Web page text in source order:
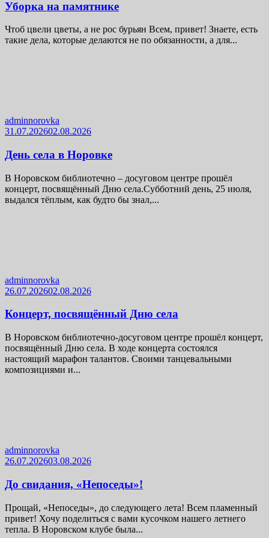
Уборка на памятнике
Чтоб цвели цветы, а не рос бурьян Всем, привет! Знаете, есть
такие дела, которые делаются не по обязанности, а для...
adminnorovka
31.07.202602.08.2026
День села в Норовке
В Норовском библиотечно – досуговом центре прошёл
концерт, посвящённый Дню села.Субботний день, 25 июля,
выдался тёплым, как будто бы знал,...
adminnorovka
26.07.202602.08.2026
Концерт, посвящённый Дню села
В Норовском библиотечно-досуговом центре прошёл концерт,
посвящённый Дню села. В ходе концерта состоялся
настоящий марафон талантов. Своими танцевальными
композициями и...
adminnorovka
26.07.202603.08.2026
До свидания, «Непоседы»!
Прощай, «Непоседы», до следующего лета! Всем пламенный
привет! Хочу поделиться с вами кусочком нашего летнего
тепла. В Норовском клубе была...